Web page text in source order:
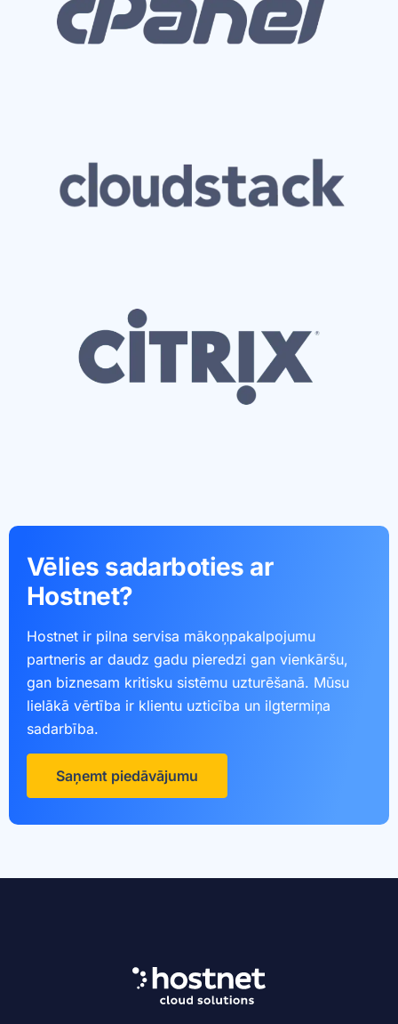
Vēlies sadarboties ar
Hostnet?
Hostnet ir pilna servisa mākoņpakalpojumu
partneris ar daudz gadu pieredzi gan vienkāršu,
gan biznesam kritisku sistēmu uzturēšanā. Mūsu
lielākā vērtība ir klientu uzticība un ilgtermiņa
sadarbība.
Saņemt piedāvājumu